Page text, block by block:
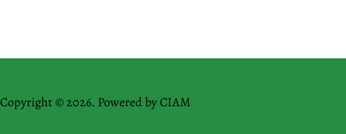
Copyright © 2026. Powered byCIAM